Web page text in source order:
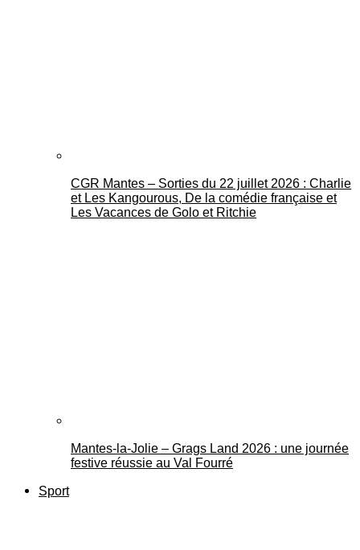
CGR Mantes – Sorties du 22 juillet 2026 : Charlie
et Les Kangourous, De la comédie française et
Les Vacances de Golo et Ritchie
Mantes-la-Jolie – Grags Land 2026 : une journée
festive réussie au Val Fourré
Sport